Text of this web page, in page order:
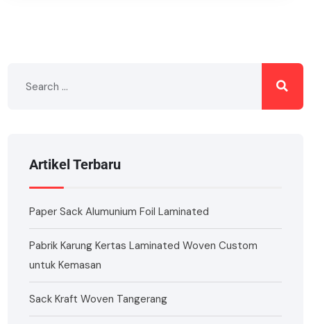
Artikel Terbaru
Paper Sack Alumunium Foil Laminated
Pabrik Karung Kertas Laminated Woven Custom
untuk Kemasan
Sack Kraft Woven Tangerang